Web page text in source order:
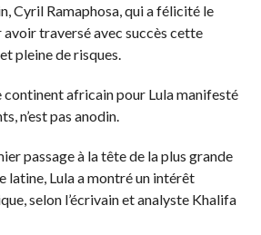
Cyril Ramaphosa, qui a félicité le
traversé avec succès cette
pleine de risques.
continent africain pour Lula manifesté
n’est pas anodin.
passage à la tête de la plus grande
latine, Lula a montré un intérêt
selon l’écrivain et analyste Khalifa